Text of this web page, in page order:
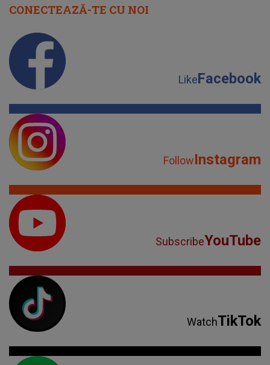
CONECTEAZĂ-TE CU NOI
LikeFacebook
FollowInstagram
SubscribeYouTube
WatchTikTok